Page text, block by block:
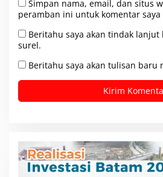
Simpan nama, email, dan situs
peramban ini untuk komentar
Beritahu saya akan tindak
surel.
Beritahu saya akan tulisan baru